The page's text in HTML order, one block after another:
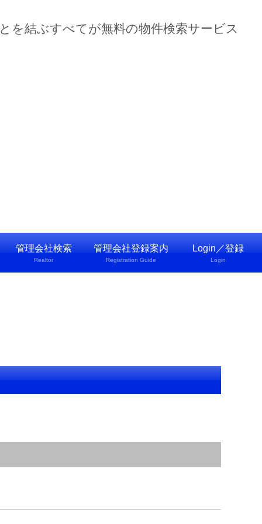
を結ぶすべてが無料の物件検索サービス
管理会社検索
Realtor
管理会社登録案内
Registration Guide
Login／登録
Login